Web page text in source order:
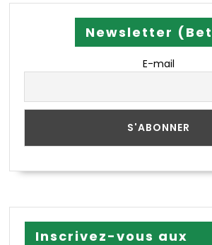
Newsletter
E-mail
Inscrivez-vous aux